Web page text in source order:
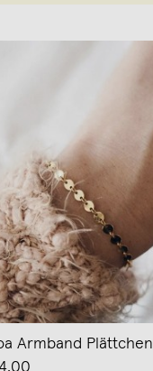
Armband Plättchen